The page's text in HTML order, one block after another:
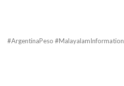
#ArgentinaPeso #MalayalamInformation